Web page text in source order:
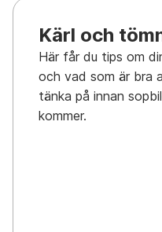
Kärl och
Här får du tips om
och vad som är bra
tänka på innan
kommer.